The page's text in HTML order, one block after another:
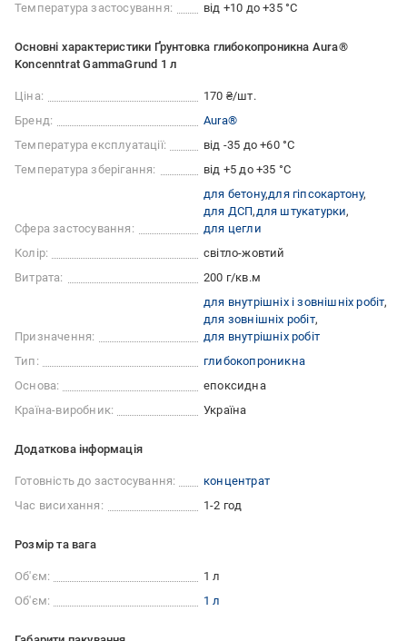
Температура застосування:
від +10 до +35 °С
Основні характеристики Ґрунтовка глибокопроникна Aura®
Koncenntrat GammaGrund 1 л
Ціна:
170 ₴/шт.
Бренд:
Aura®
Температура експлуатації:
від -35 до +60 °C
Температура зберігання:
від +5 до +35 °C
Сфера застосування:
для бетону для гіпсокартону
для ДСП для штукатурки
для цегли
Колір:
світло-жовтий
Витрата:
200 г/кв.м
Призначення:
для внутрішніх і зовнішніх робіт
для зовнішніх робіт
для внутрішніх робіт
Тип:
глибокопроникна
Основа:
епоксидна
Країна-виробник:
Україна
Додаткова інформація
Готовність до застосування:
концентрат
Час висихання:
1-2 год
Розмір та вага
Об'єм:
1 л
Об'єм:
1 л